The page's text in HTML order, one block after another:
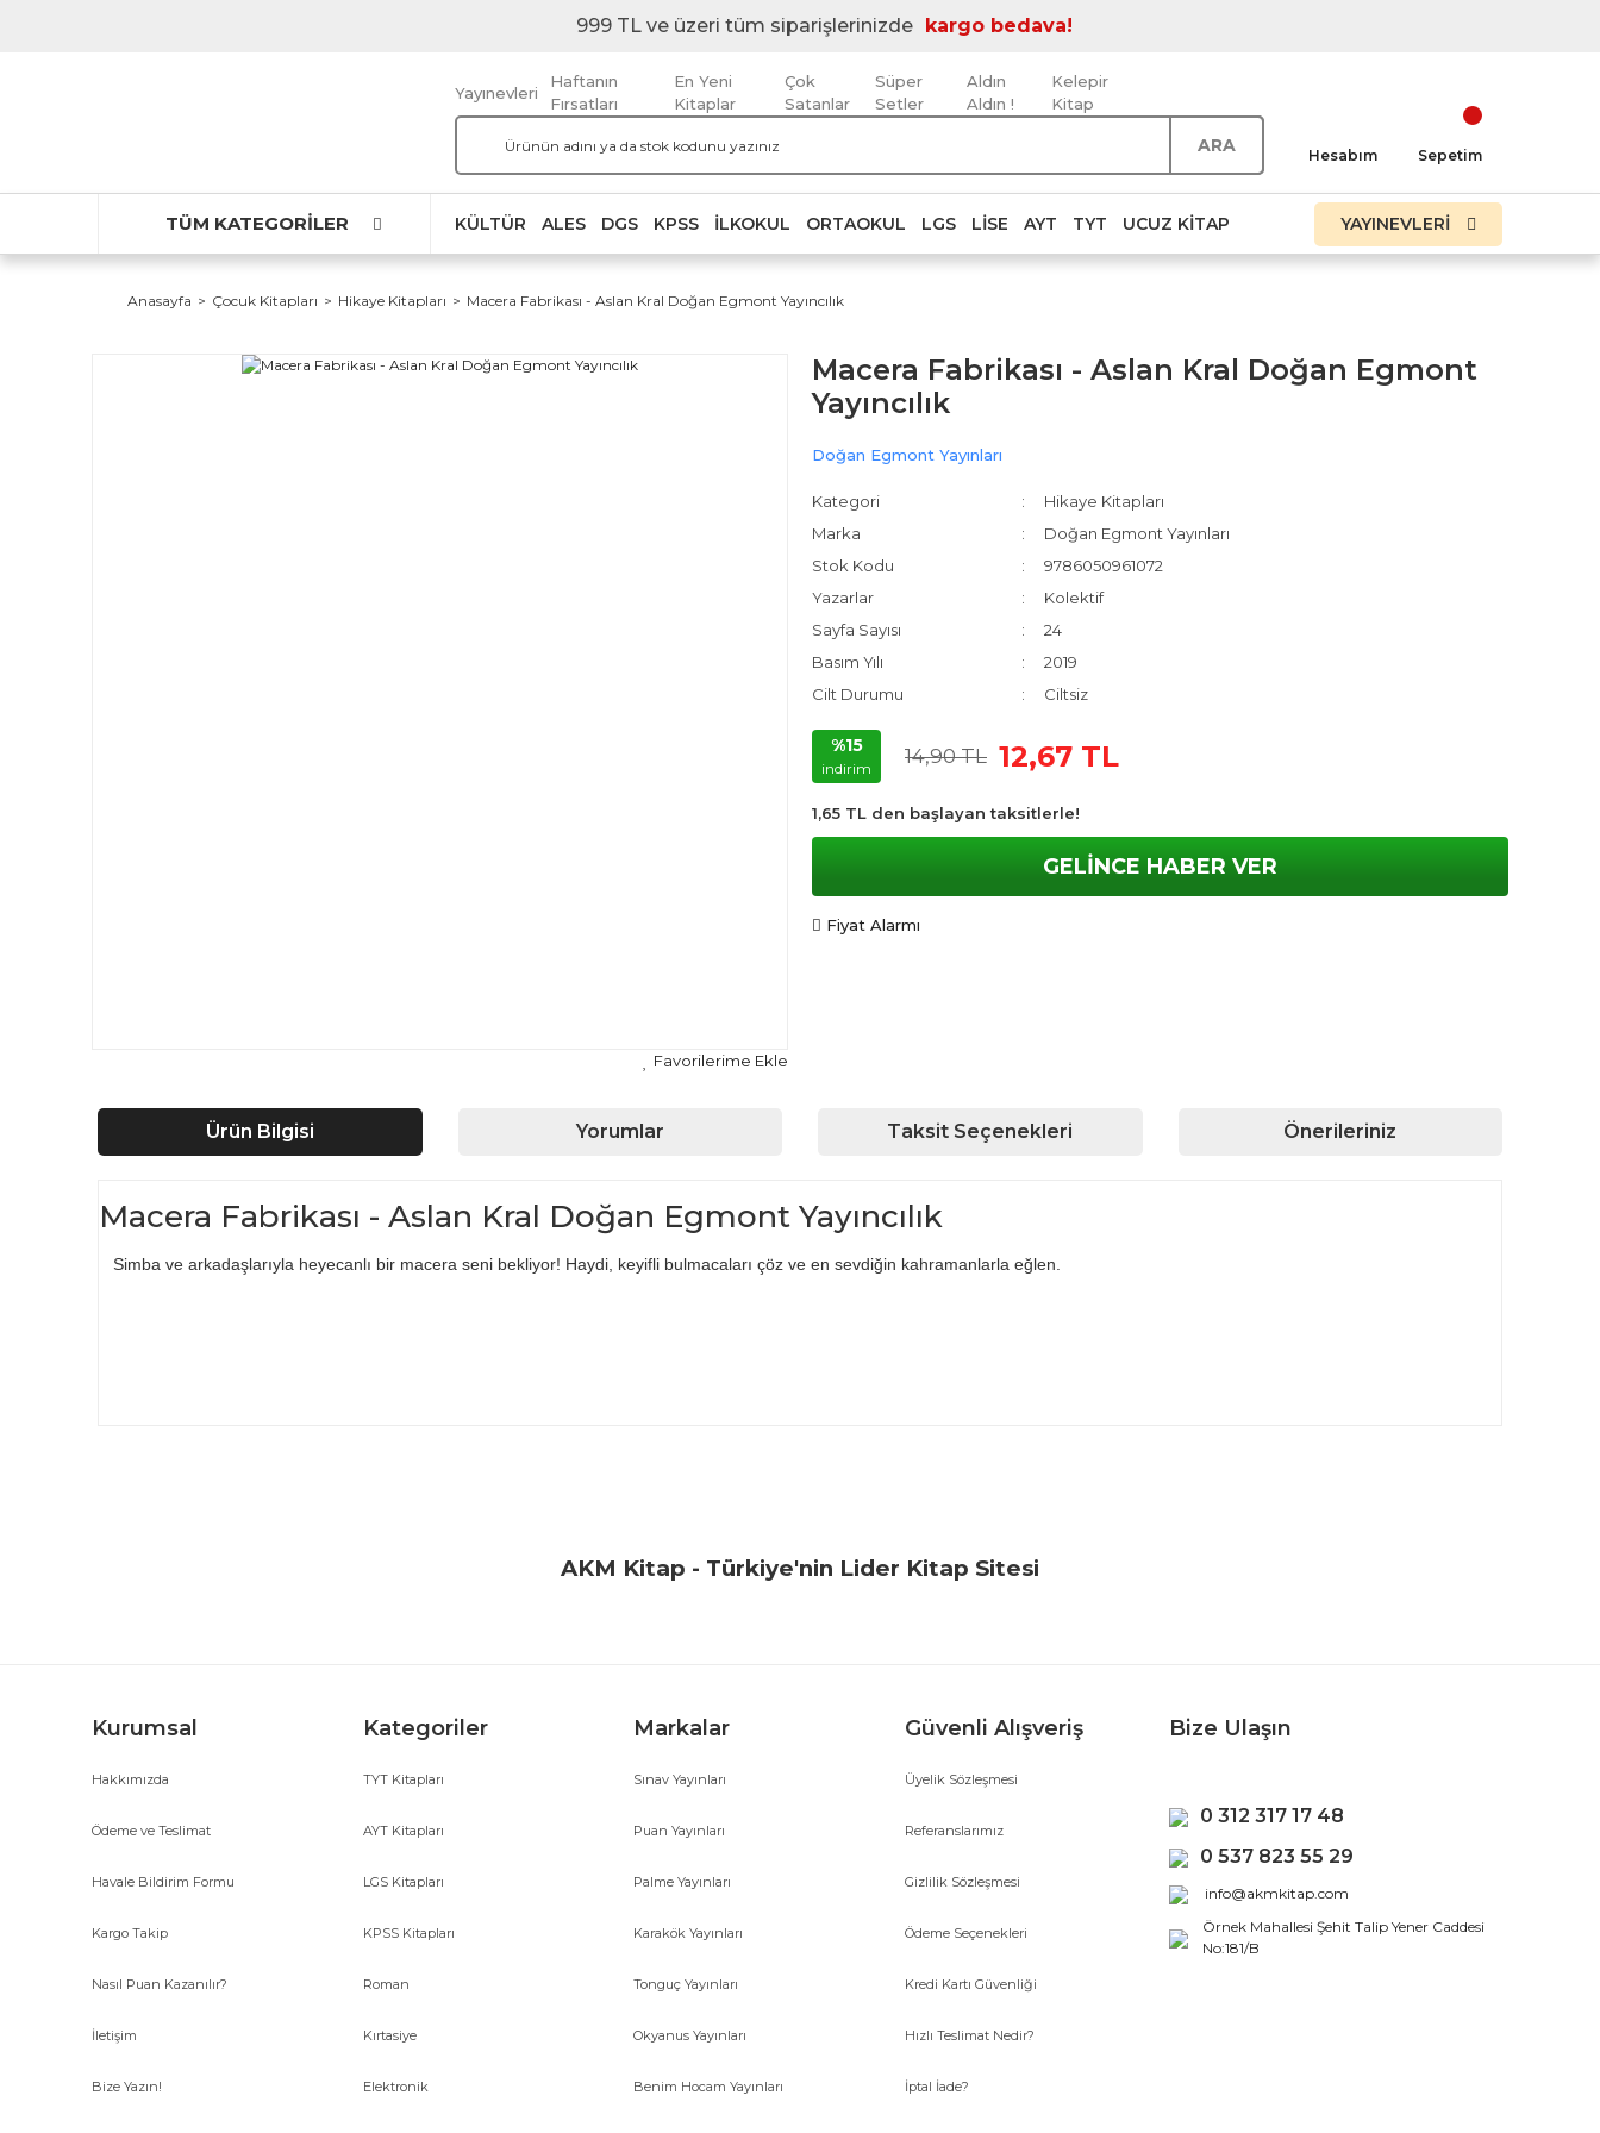
999 TL ve üzeri tüm siparişlerinizde kargo bedava!
Yayınevleri
Haftanın
Fırsatları
En Yeni
Kitaplar
Çok
Satanlar
Süper
Setler
Aldın
Aldın !
Kelepir
Kitap
ARA Hesabım Sepetim
TÜM KATEGORİLER KÜLTÜR ALES DGS KPSS İLKOKUL ORTAOKUL LGS LISE AYT TYT UCUZ KITAP YAYINEVLERİ
Anasayfa Çocuk Kitapları Hikaye Kitapları Macera Fabrikası - Aslan Kral Doğan Egmont Yayıncılık
Macera Fabrikası - Aslan Kral Doğan Egmont
Yayıncılık
Doğan Egmont Yayınları
Kategori
Hikaye Kitapları
Marka
Doğan Egmont Yayınları
Stok Kodu
9786050961072
Yazarlar
Kolektif
Sayfa Sayısı
24
Basım Yılı
2019
Cilt Durumu
Ciltsiz
%15
indirim
14,90 TL 12,67 TL
1,65 TL den başlayan taksitlerle!
GELİNCE HABER VER
Fiyat Alarmı
Ürün Bilgisi Yorumlar Taksit Seçenekleri Önerileriniz
Macera Fabrikası - Aslan Kral Doğan Egmont Yayıncılık
Simba ve arkadaşlarıyla heyecanlı bir macera seni bekliyor! Haydi, keyifli bulmacaları çöz ve en sevdiğin kahramanlarla eğlen.
Yorum Yaz
AKM Kitap - Türkiye'nin Lider Kitap Sitesi
Kurumsal
Hakkımızda
Ödeme ve Teslimat
Havale Bildirim Formu
Kargo Takip
Nasıl Puan Kazanılır?
İletişim
Bize Yazın!
Kategoriler
TYT Kitapları
AYT Kitapları
LGS Kitapları
KPSS Kitapları
Roman
Kırtasiye
Elektronik
Markalar
Sınav Yayınları
Puan Yayınları
Palme Yayınları
Karakök Yayınları
Tonguç Yayınları
Okyanus Yayınları
Benim Hocam Yayınları
Güvenli Alışveriş
Üyelik Sözleşmesi
Referanslarımız
Gizlilik Sözleşmesi
Ödeme Seçenekleri
Kredi Kartı Güvenliği
Hızlı Teslimat Nedir?
İptal İade?
Bize Ulaşın
0 312 317 17 48
0 537 823 55 29
info@akmkitap.com
Örnek Mahallesi Şehit Talip Yener Caddesi
No:181/B